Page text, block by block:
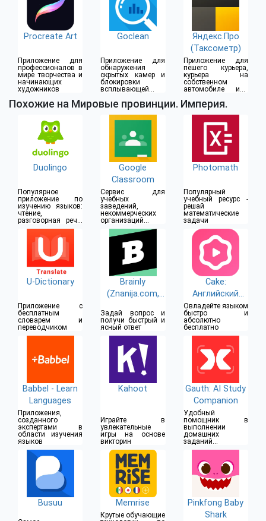
Procreate Art
Приложение для
профессионалов в
мире творчества и
начинающих
художников
Goclean
Приложение для
обнаружения
скрытых камер и
блокировки
всплывающей
Яндекс.Про
(Таксометр)
Приложение для
пешего курьера,
курьера на
собственном
автомобиле или
Похожие на Мировые провинции. Империя.
Duolingo
Популярное
приложение по
изучению языков:
чтение,
разговорная речь,
письмо
Google
Classroom
Сервис для
учебных
заведений,
некоммерческих
организаций и
пользователей
аккаунтов Google
Photomath
Популярный
учебный ресурс -
решай
математические
задачи
U-Dictionary
Приложение с
бесплатным
словарем и
переводчиком
Brainly
(Znanija.com,
Задай вопрос и
получи быстрый и
ясный ответ
Cake:
Английский
язык
Овладейте языком
быстро и
абсолютно
бесплатно
Babbel - Learn
Languages
Приложения,
созданного
экспертами в
области изучения
языков
Kahoot
Играйте в
увлекательные
игры на основе
викторин
Gauth: AI Study
Companion
Удобный
помощник в
выполнении
домашних
заданий с
высокой
Busuu Memrise
Крутые обучающие
Pinkfong Baby
Shark